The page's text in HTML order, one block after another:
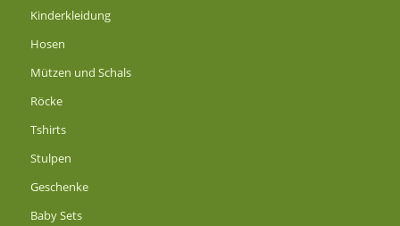
Kinderkleidung
Hosen
Mützen und Schals
Röcke
Tshirts
Stulpen
Geschenke
Baby Sets